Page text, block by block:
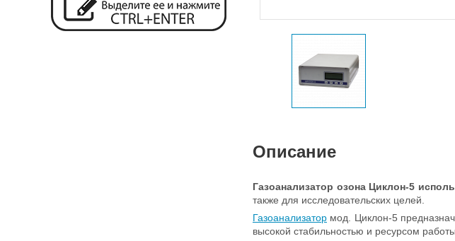
Описание
Газоанализатор озона Циклон-5
также для исследовательских целей.
Газоанализатор мод. Циклон-5
высокой стабильностью и ресурсом работы.